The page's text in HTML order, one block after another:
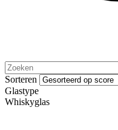
Sorteren
Glastype
Whiskyglas